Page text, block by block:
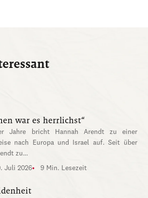
war es herrlichst“
Jahre bricht Hannah Arendt zu einer
nach Europa und Israel auf. Seit über
zu…
Juli 2026 9 Min. Lesezeit